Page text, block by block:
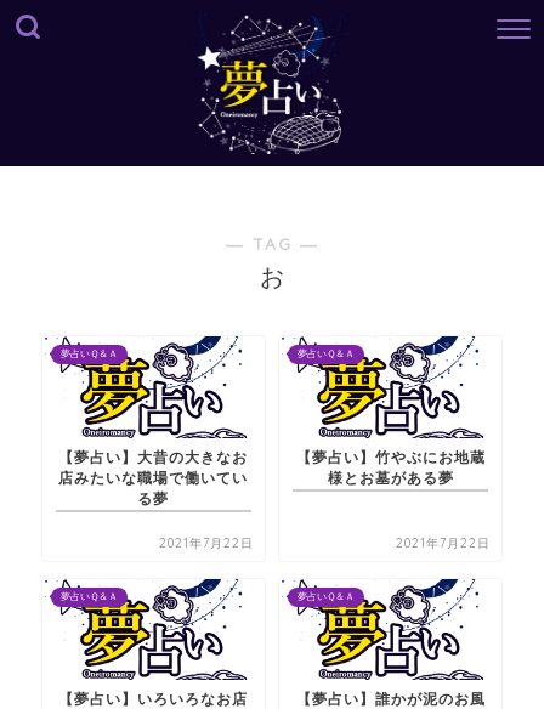
― TAG ―
お
夢占いＱ＆Ａ
【夢占い】大昔の大きなお
店みたいな職場で働いてい
る夢
2021年7月22日
夢占いＱ＆Ａ
【夢占い】竹やぶにお地蔵
様とお墓がある夢
2021年7月22日
夢占いＱ＆Ａ
【夢占い】いろいろなお店
夢占いＱ＆Ａ
【夢占い】誰かが泥のお風